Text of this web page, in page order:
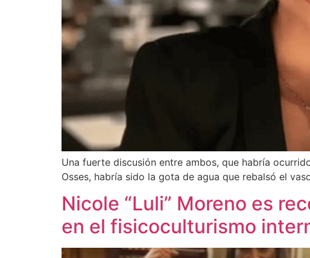
Una fuerte discusión entre ambos, que habría
Osses, habría sido la gota de agua que rebalsó el
Nicole “Luli” Moreno es
en el fisicoculturismo